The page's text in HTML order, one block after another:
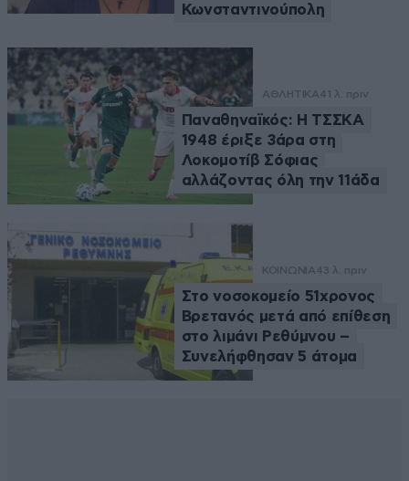
Κωνσταντινούπολη
ΑΘΛΗΤΙΚΑ41 λ. πριν
Παναθηναϊκός: Η ΤΣΣΚΑ
1948 έριξε 3άρα στη
Λοκομοτίβ Σόφιας
αλλάζοντας όλη την 11άδα
ΚΟΙΝΩΝΙΑ43 λ. πριν
Στο νοσοκομείο 51χρονος
Βρετανός μετά από επίθεση
στο λιμάνι Ρεθύμνου –
Συνελήφθησαν 5 άτομα